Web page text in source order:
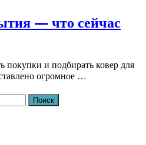
— что сейчас
покупки и подбирать ковер для
огромное …